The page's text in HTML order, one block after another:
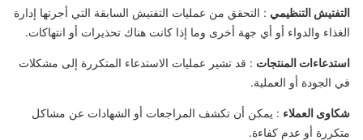
التفتيش التنظيمي : التحقق من عمليات التفتيش السابقة التي أجرتها إدارة
الغذاء والدواء أو أي جهة أخرى وما إذا كانت هناك تحذيرات أو انتهاكات.
استدعاءات المنتجات : قد تشير عمليات الاستدعاء المتكررة إلى مشكلات
في الجودة أو العملية.
شكاوى العملاء : يمكن أن تكشف المراجعات أو الشهادات عن مشاكل
متكررة أو عدم كفاءة.